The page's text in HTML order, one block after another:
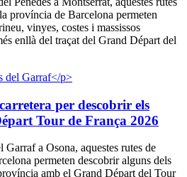
província de Barcelona permeten
vinyes, costes i massissos
enllà del traçat del Grand Départ del
per descobrir els
Tour de França 2026
a Osona, aquestes rutes de
permeten descobrir alguns dels
amb el Grand Départ del Tour